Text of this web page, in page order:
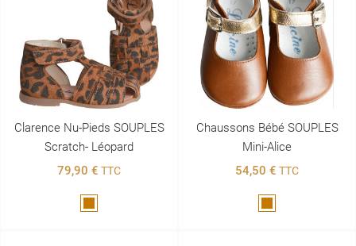
Clarence Nu-Pieds SOUPLES
Scratch- Léopard
79,90 € TTC
Chaussons Bébé SOUPLES
Mini-Alice
54,50 € TTC